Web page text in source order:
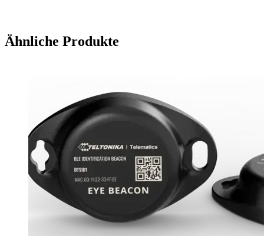
Ähnliche Produkte